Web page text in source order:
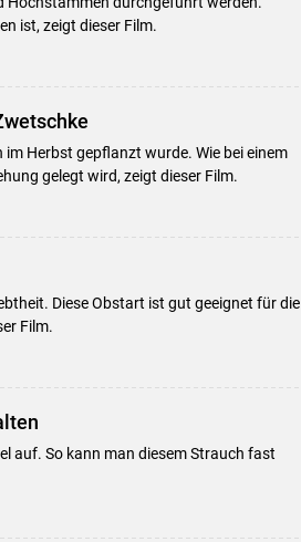
ist, zeigt dieser Film.
Herbst gepflanzt wurde. Wie bei einem
gelegt wird, zeigt dieser Film.
Diese Obstart ist gut geeignet für die
Film.
auf. So kann man diesem Strauch fast